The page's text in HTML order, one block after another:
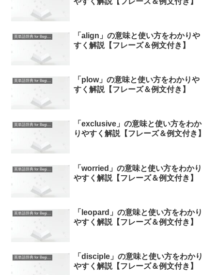
英単語辞典 for Beginners
「align」の意味と使い方をわかりや
すく解説【フレーズ＆例文付き】
英単語辞典 for Beginners
「plow」の意味と使い方をわかりや
すく解説【フレーズ＆例文付き】
英単語辞典 for Beginners
「exclusive」の意味と使い方をわか
りやすく解説【フレーズ＆例文付き】
英単語辞典 for Beginners
「worried」の意味と使い方をわかり
やすく解説【フレーズ＆例文付き】
英単語辞典 for Beginners
「leopard」の意味と使い方をわかり
やすく解説【フレーズ＆例文付き】
英単語辞典 for Beginners
「disciple」の意味と使い方をわかり
やすく解説【フレーズ＆例文付き】